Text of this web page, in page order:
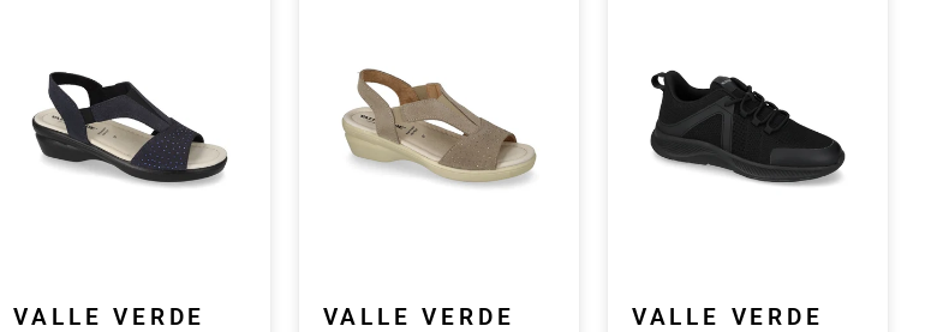
VALLE VERDE VALLE VERDE VALLE VERDE